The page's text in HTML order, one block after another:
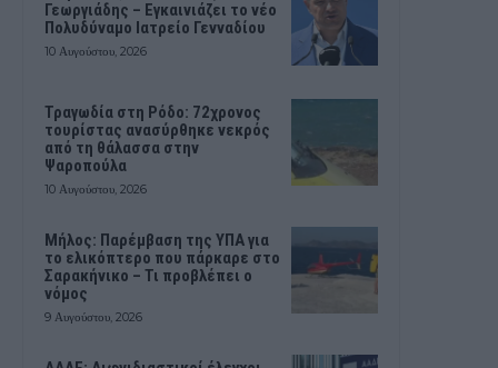
Γεωργιάδης – Εγκαινιάζει το νέο
Πολυδύναμο Ιατρείο Γενναδίου
10 Αυγούστου, 2026
Τραγωδία στη Ρόδο: 72χρονος
τουρίστας ανασύρθηκε νεκρός
από τη θάλασσα στην
Ψαροπούλα
10 Αυγούστου, 2026
Μήλος: Παρέμβαση της ΥΠΑ για
το ελικόπτερο που πάρκαρε στο
Σαρακήνικο – Τι προβλέπει ο
νόμος
9 Αυγούστου, 2026